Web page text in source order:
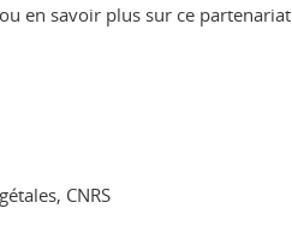
en savoir plus sur ce partenariat
CNRS